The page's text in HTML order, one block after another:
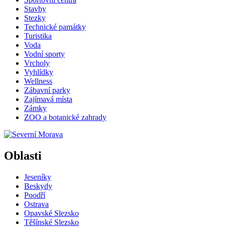
Stavby
Stezky
Technické památky
Turistika
Voda
Vodní sporty
Vrcholy
Vyhlídky
Wellness
Zábavní parky
Zajímavá místa
Zámky
ZOO a botanické zahrady
Oblasti
Jeseníky
Beskydy
Poodří
Ostrava
Opavské Slezsko
Těšínské Slezsko